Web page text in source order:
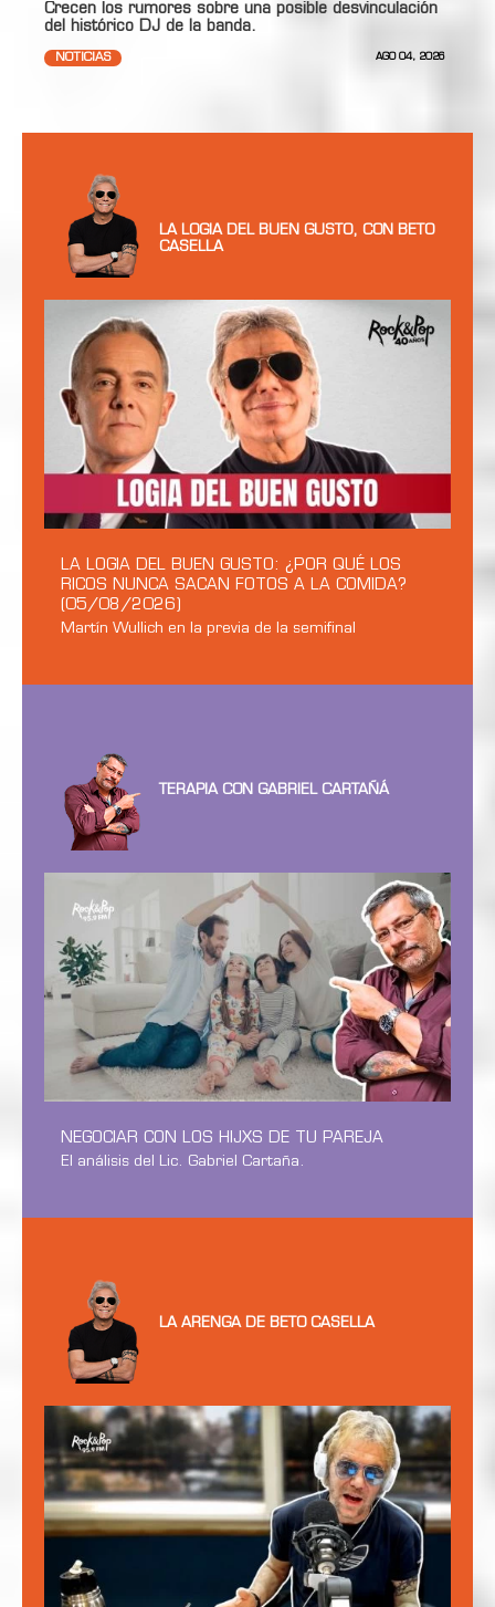
Crecen los rumores sobre una posible desvinculación
del histórico DJ de la banda.
NOTICIAS AGO 04, 2026
LA LOGIA DEL BUEN GUSTO, CON BETO
CASELLA
LA LOGIA DEL BUEN GUSTO: ¿POR QUÉ LOS
RICOS NUNCA SACAN FOTOS A LA COMIDA?
(05/08/2026)
Martín Wullich en la previa de la semifinal
TERAPIA CON GABRIEL CARTAÑÁ
NEGOCIAR CON LOS HIJXS DE TU PAREJA
El análisis del Lic. Gabriel Cartaña.
LA ARENGA DE BETO CASELLA